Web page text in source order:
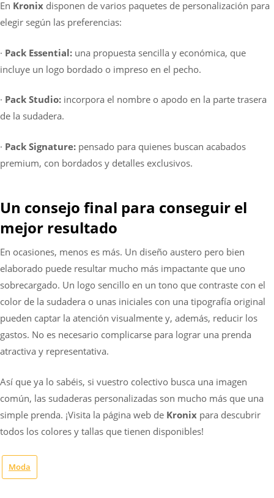
En Kronix disponen de varios paquetes de personalización para
elegir según las preferencias:
· Pack Essential: una propuesta sencilla y económica, que
incluye un logo bordado o impreso en el pecho.
· Pack Studio: incorpora el nombre o apodo en la parte trasera
de la sudadera.
· Pack Signature: pensado para quienes buscan acabados
premium, con bordados y detalles exclusivos.
Un consejo final para conseguir el
mejor resultado
En ocasiones, menos es más. Un diseño austero pero bien
elaborado puede resultar mucho más impactante que uno
sobrecargado. Un logo sencillo en un tono que contraste con el
color de la sudadera o unas iniciales con una tipografía original
pueden captar la atención visualmente y, además, reducir los
gastos. No es necesario complicarse para lograr una prenda
atractiva y representativa.
Así que ya lo sabéis, si vuestro colectivo busca una imagen
común, las sudaderas personalizadas son mucho más que una
simple prenda. ¡Visita la página web de Kronix para descubrir
todos los colores y tallas que tienen disponibles!
Moda